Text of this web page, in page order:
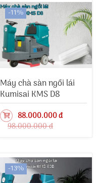
-11%
Máy chà sàn ngồi lái
Kumisai KMS D8
88.000.000 đ
98.000.000 đ
-13%